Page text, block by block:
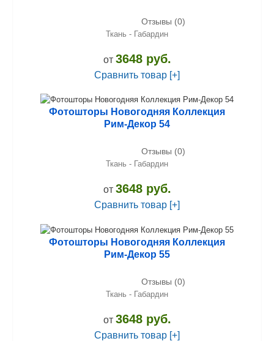
Отзывы (0)
Ткань - Габардин
от 3648 руб.
Сравнить товар [+]
Фотошторы Новогодняя Коллекция
Рим-Декор 54
Отзывы (0)
Ткань - Габардин
от 3648 руб.
Сравнить товар [+]
Фотошторы Новогодняя Коллекция
Рим-Декор 55
Отзывы (0)
Ткань - Габардин
от 3648 руб.
Сравнить товар [+]